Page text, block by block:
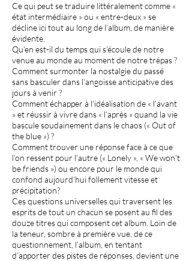
Ce qui peut se traduire littéralement comme «
état intermédiaire » ou « entre-deux » se
décline ici tout au long de l’album, de manière
évidente.
Qu’en est-il du temps qui s’écoule de notre
venue au monde au moment de notre trépas ?
Comment surmonter la nostalgie du passé
sans basculer dans l’angoisse anticipative des
jours à venir ?
Comment échapper à l’idéalisation de « l’avant
» et réussir à vivre dans « l’après » quand la vie
bascule soudainement dans le chaos (« Out of
the blue ») ?
Comment trouver une réponse face à ce que
l’on ressent pour l’autre (« Lonely », « We won’t
be friends ») ou encore pour le monde qui
confond aujourd’hui follement vitesse et
précipitation?
Ces questions universelles qui traversent les
esprits de tout un chacun se posent au fil des
douze titres qui composent cet album. Loin de
la teneur, sombre à première vue, de ce
questionnement, l’album, en tentant
d’apporter des pistes de réponses, devient une